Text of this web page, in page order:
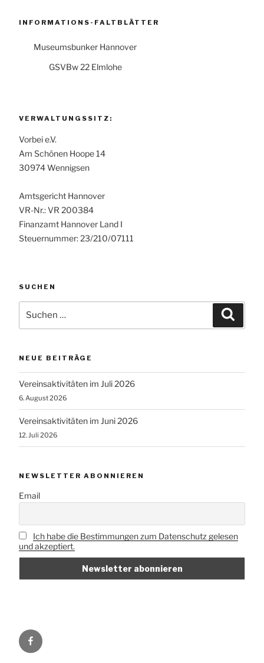
INFORMATIONS-FALTBLÄTTER
Museumsbunker Hannover
GSVBw 22 Elmlohe
VERWALTUNGSSITZ:
Vorbei e.V.
Am Schönen Hoope 14
30974 Wennigsen
Amtsgericht Hannover
VR-Nr.: VR 200384
Finanzamt Hannover Land I
Steuernummer: 23/210/07111
SUCHEN
nach:
NEUE BEITRÄGE
Vereinsaktivitäten im Juli 2026
6. August 2026
Vereinsaktivitäten im Juni 2026
12. Juli 2026
NEWSLETTER ABONNIEREN
Email
Ich habe die Bestimmungen zum Datenschutz gelesen
und akzeptiert.
Vorbei
e.V.